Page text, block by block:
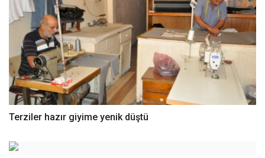
Terziler hazır giyime yenik düştü